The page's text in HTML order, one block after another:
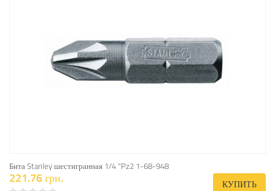
Бита Stanley шестигранная 1/4 "Pz2 1-68-948
221.76 грн. КУПИТЬ